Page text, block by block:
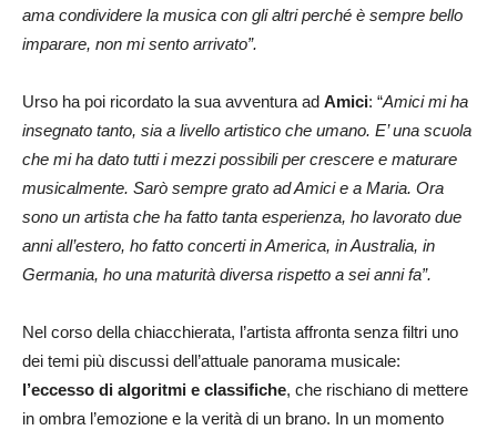
ama condividere la musica con gli altri perché è sempre bello
imparare, non mi sento arrivato”.
Urso ha poi ricordato la sua avventura ad Amici: “Amici mi ha
insegnato tanto, sia a livello artistico che umano. E’ una scuola
che mi ha dato tutti i mezzi possibili per crescere e maturare
musicalmente. Sarò sempre grato ad Amici e a Maria. Ora
sono un artista che ha fatto tanta esperienza, ho lavorato due
anni all’estero, ho fatto concerti in America, in Australia, in
Germania, ho una maturità diversa rispetto a sei anni fa”.
Nel corso della chiacchierata, l’artista affronta senza filtri uno
dei temi più discussi dell’attuale panorama musicale:
l’eccesso di algoritmi e classifiche, che rischiano di mettere
in ombra l’emozione e la verità di un brano. In un momento